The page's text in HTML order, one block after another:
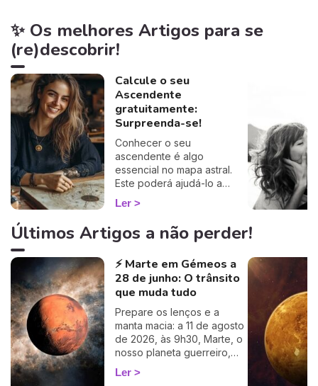
✨ Os melhores Artigos para se
(re)descobrir!
Calcule o seu
Ascendente
gratuitamente:
Surpreenda-se!
Conhecer o seu
ascendente é algo
essencial no mapa astral.
Este poderá ajudá-lo a
compreender o porquê de
alguns comportamentos e
que imagem transmite aos
outros… Calcule o seu
descubra como este
influencia o seu Signo Solar
e as suas relações. É um
100%, apenas precisa de
ter a hora e o local do seu
nascimento.
Ler
Últimos Artigos a não perder!
⚡ Marte em Gémeos a
28 de junho: O trânsito
que muda tudo
Prepare os lenços e a
manta macia: a 11 de agosto
de 2026, às 9h30, Marte, o
nosso planeta guerreiro,
guarda a espada, deixa a
agitação mental de Gémeos
Ler